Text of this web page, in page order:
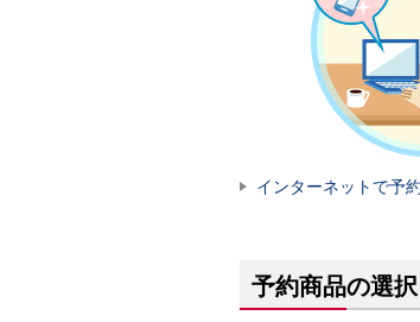
インターネットで予
予約商品の選択